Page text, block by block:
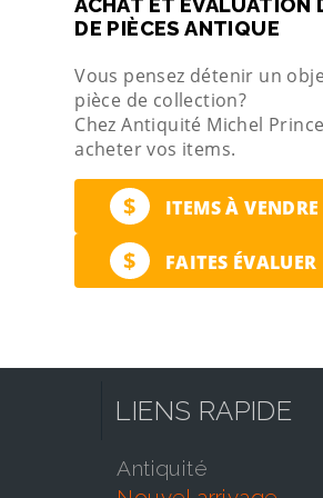
DE PIÈCES ANTIQUE
Vous pensez détenir un
pièce de collection?
Chez Antiquité Michel
acheter vos items.
$ ITEMS À VENDRE
$ FAITES ÉVALUER
LIENS RAPIDE
antiquité